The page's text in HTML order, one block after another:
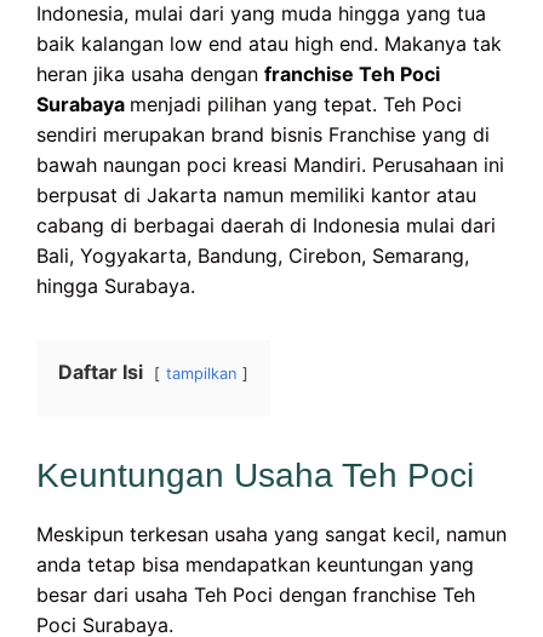
Indonesia, mulai dari yang muda hingga yang tua
baik kalangan low end atau high end. Makanya tak
heran jika usaha dengan franchise Teh Poci
Surabaya menjadi pilihan yang tepat. Teh Poci
sendiri merupakan brand bisnis Franchise yang di
bawah naungan poci kreasi Mandiri. Perusahaan ini
berpusat di Jakarta namun memiliki kantor atau
cabang di berbagai daerah di Indonesia mulai dari
Bali, Yogyakarta, Bandung, Cirebon, Semarang,
hingga Surabaya.
Daftar Isi tampilkan
Keuntungan Usaha Teh Poci
Meskipun terkesan usaha yang sangat kecil, namun
anda tetap bisa mendapatkan keuntungan yang
besar dari usaha Teh Poci dengan franchise Teh
Poci Surabaya.